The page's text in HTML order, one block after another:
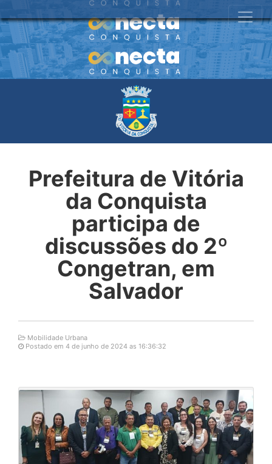
Prefeitura de Vitória
da Conquista
participa de
discussões do 2º
Congetran, em
Salvador
Mobilidade Urbana
Postado em 4 de junho de 2024 as 16:36:32